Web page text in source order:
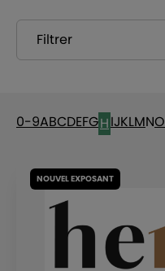
Filtrer
0-9ABCDEFGHIJKLMNO
NOUVEL EXPOSANT